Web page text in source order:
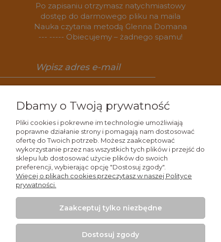
Po zapisaniu otrzymasz natychmiastowy
dostęp do darmowego pliku na maila
Nauka czytania metodą Glenna Domana
--- ----- Obiecujemy – żadnego spamu!
Wiedza
Zakupy
Moje konto
Dbamy o Twoją prywatność
Pliki cookies i pokrewne im technologie umożliwiają
poprawne działanie strony i pomagają nam dostosować
ofertę do Twoich potrzeb. Możesz zaakceptować
wykorzystanie przez nas wszystkich tych plików i przejść do
sklepu lub dostosować użycie plików do swoich
preferencji, wybierając opcję "Dostosuj zgody".
Więcej o plikach cookies przeczytasz w naszej Polityce
prywatności.
Zaakceptuj tylko niezbędne
Dostosuj zgody